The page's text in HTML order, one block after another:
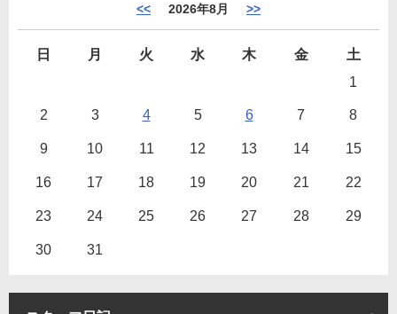
<< 2026年8月 >>
日 月 火 水 木 金
土
1
2 3 4 5 6 7 8
9 10 11 12 13 14 15
16 17 18 19 20 21 22
23 24 25 26 27 28 29
30 31